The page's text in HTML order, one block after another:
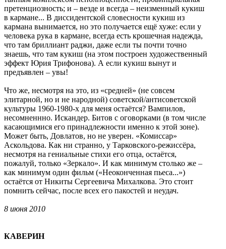
претенциозность; и – везде и всегда – неизменный кукиш
в кармане... В диссидентской словесности кукиш из
кармана вынимается, но это получается ещё хуже: если у
человека рука в кармане, всегда есть крошечная надежда,
что там бриллиант раджи, даже если ты почти точно
знаешь, что там кукиш (на этом построен художественный
эффект Юрия Трифонова). А если кукиш вынут и
предъявлен – увы!
Что же, несмотря на это, из «средней» (не совсем
элитарной, но и не народной) советской/антисоветской
культуры 1960-1980-х для меня остаётся? Вампилов,
несомненнно. Искандер. Битов с оговорками (в том числе
касающимися его принадлежности именно к этой зоне).
Может быть, Довлатов, но не уверен. «Комиссар»
Аскольдова. Как ни странно, у Тарковского-режиссёра,
несмотря на гениальные стихи его отца, остаётся,
пожалуй, только «Зеркало». И как минимум столько же –
как минимум один фильм («Неоконченная пьеса...»)
остаётся от Никиты Сергеевича Михалкова. Это стоит
помнить сейчас, после всех его пакостей и неудач.
8 июня 2010
КАВЕРИН